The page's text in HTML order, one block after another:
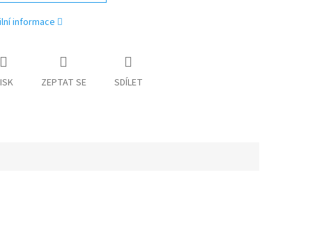
informace
ZEPTAT SE SDÍLET